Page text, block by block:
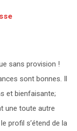
sans provision !
sont bonnes. Il
et bienfaisante;
une toute autre
profil s’étend de la